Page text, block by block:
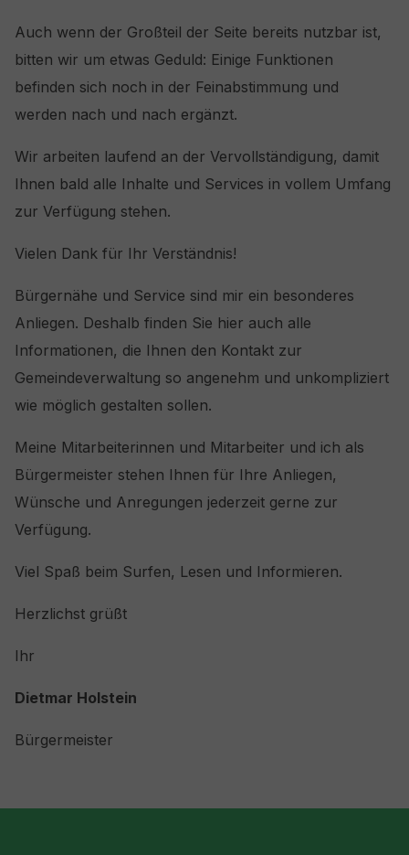
Auch wenn der Großteil der Seite bereits nutzbar ist,
bitten wir um etwas Geduld: Einige Funktionen
befinden sich noch in der Feinabstimmung und
werden nach und nach ergänzt.
Wir arbeiten laufend an der Vervollständigung, damit
Ihnen bald alle Inhalte und Services in vollem Umfang
zur Verfügung stehen.
Vielen Dank für Ihr Verständnis!
Bürgernähe und Service sind mir ein besonderes
Anliegen. Deshalb finden Sie hier auch alle
Informationen, die Ihnen den Kontakt zur
Gemeindeverwaltung so angenehm und unkompliziert
wie möglich gestalten sollen.
Meine Mitarbeiterinnen und Mitarbeiter und ich als
Bürgermeister stehen Ihnen für Ihre Anliegen,
Wünsche und Anregungen jederzeit gerne zur
Verfügung.
Viel Spaß beim Surfen, Lesen und Informieren.
Herzlichst grüßt
Ihr
Dietmar Holstein
Bürgermeister